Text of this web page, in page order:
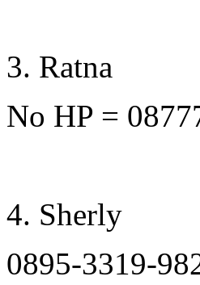
3. Ratna
No HP =
4. Sherly
0895-3319-